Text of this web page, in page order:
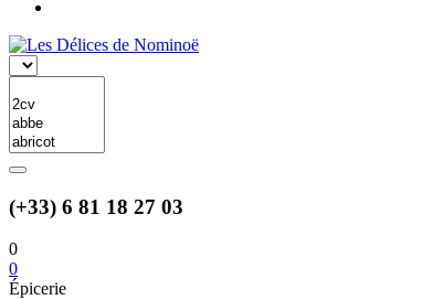
(+33) 6 81 18 27 03
0
0
Épicerie